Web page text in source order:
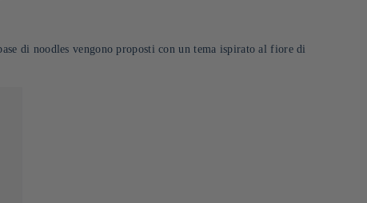
di noodles vengono proposti con un tema ispirato al fiore di